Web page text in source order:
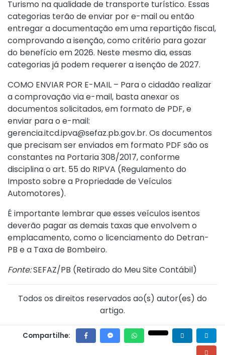
Turismo na qualidade de transporte turístico. Essas
categorias terão de enviar por e-mail ou então
entregar a documentação em uma repartição fiscal,
comprovando a isenção, como critério para gozar
do benefício em 2026. Neste mesmo dia, essas
categorias já podem requerer a isenção de 2027.
COMO ENVIAR POR E-MAIL – Para o cidadão realizar
a comprovação via e-mail, basta anexar os
documentos solicitados, em formato de PDF, e
enviar para o e-mail:
gerencia.itcd.ipva@sefaz.pb.gov.br. Os documentos
que precisam ser enviados em formato PDF são os
constantes na Portaria 308/2017, conforme
disciplina o art. 55 do RIPVA (Regulamento do
Imposto sobre a Propriedade de Veículos
Automotores).
É importante lembrar que esses veículos isentos
deverão pagar as demais taxas que envolvem o
emplacamento, como o licenciamento do Detran-
PB e a Taxa de Bombeiro.
Fonte:SEFAZ/PB (Retirado do Meu Site Contábil)
Todos os direitos reservados ao(s) autor(es) do
artigo.
Compartilhe: